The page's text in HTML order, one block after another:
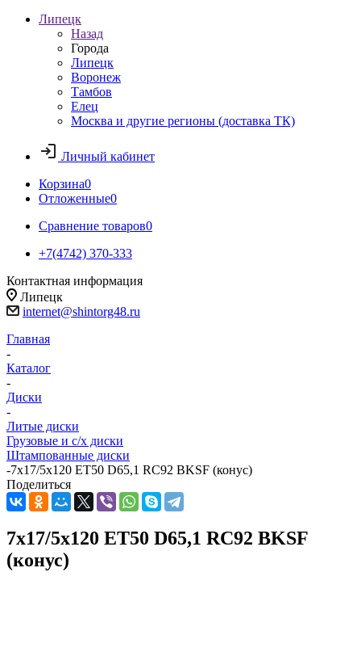
Липецк
Назад
Города
Липецк
Воронеж
Тамбов
Елец
Москва и другие регионы (доставка ТК)
Личный кабинет
Корзина0
Отложенные0
Сравнение товаров0
+7(4742) 370-333
Контактная информация
Липецк
internet@shintorg48.ru
Главная
-
Каталог
-
Диски
-
Литые диски
Грузовые и с/х диски
Штампованные диски
-7x17/5x120 ET50 D65,1 RC92 BKSF (конус)
Поделиться
7x17/5x120 ET50 D65,1 RC92 BKSF
(конус)